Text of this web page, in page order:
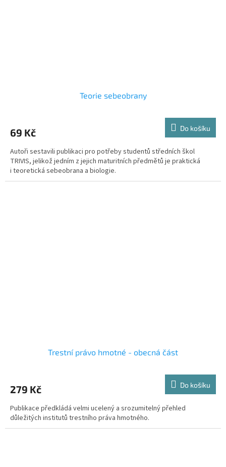
Teorie sebeobrany
69 Kč Do košíku
Autoři sestavili publikaci pro potřeby studentů středních škol
TRIVIS, jelikož jedním z jejich maturitních předmětů je praktická
i teoretická sebeobrana a biologie.
Trestní právo hmotné - obecná část
279 Kč Do košíku
Publikace předkládá velmi ucelený a srozumitelný přehled
důležitých institutů trestního práva hmotného.